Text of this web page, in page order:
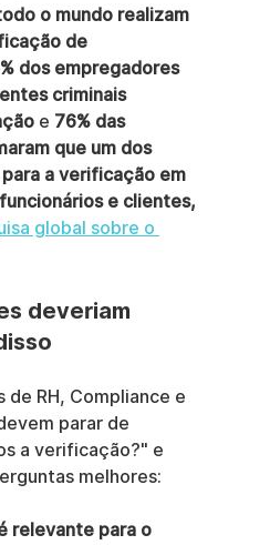
o mundo realizam
de
dos empregadores
criminais
e 76% das
que um dos
a verificação em
e clientes,
global sobre o
deveriam
de RH, Compliance e
parar de
a verificação?" e
melhores:
relevante para o